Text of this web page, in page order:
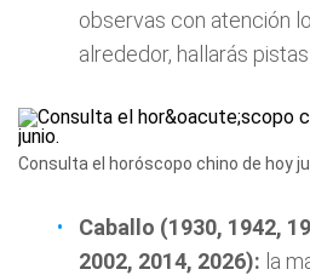
observas con atención
alrededor, hallarás
Consulta el horóscopo chino de hoy
Caballo (1930, 1942,
2002, 2014, 2026): la